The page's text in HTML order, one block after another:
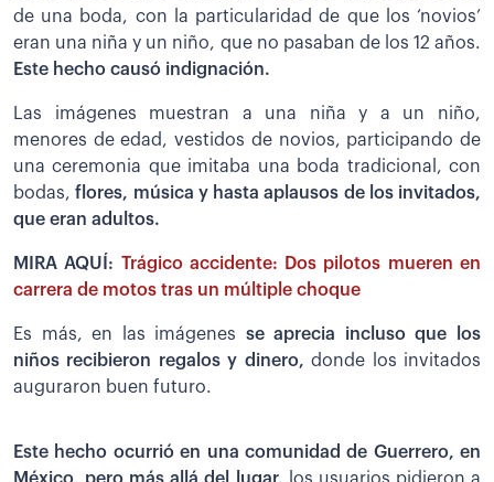
de una boda, con la particularidad de que los ‘novios’
eran una niña y un niño, que no pasaban de los 12 años.
Este hecho causó indignación.
Las imágenes muestran a una niña y a un niño,
menores de edad, vestidos de novios, participando de
una ceremonia que imitaba una boda tradicional, con
bodas,flores, música y hasta aplausos de los invitados,
que eran adultos.
MIRA AQUÍ: Trágico accidente: Dos pilotos mueren en
carrera de motos tras un múltiple choque
Es más, en las imágenes se aprecia incluso que los
niños recibieron regalos y dinero,donde los invitados
auguraron buen futuro.
Este hecho ocurrió en una comunidad de Guerrero, en
México, pero más allá del lugar,
los usuarios pidieron a